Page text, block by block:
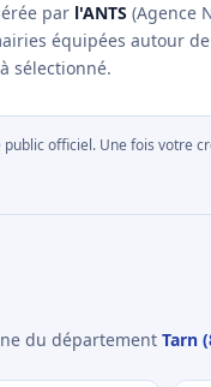
par l'ANTS (Agence
équipées autour
sélectionné.
public officiel. Une fois votre
du département Tarn